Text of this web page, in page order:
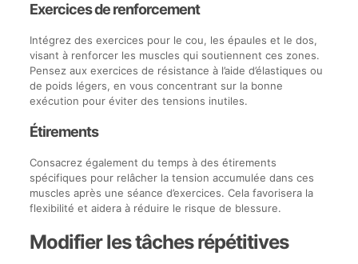
Exercices de renforcement
Intégrez des exercices pour le cou, les épaules et le dos,
visant à renforcer les muscles qui soutiennent ces zones.
Pensez aux exercices de résistance à l’aide d’élastiques ou
de poids légers, en vous concentrant sur la bonne
exécution pour éviter des tensions inutiles.
Étirements
Consacrez également du temps à des étirements
spécifiques pour relâcher la tension accumulée dans ces
muscles après une séance d’exercices. Cela favorisera la
flexibilité et aidera à réduire le risque de blessure.
Modifier les tâches répétitives